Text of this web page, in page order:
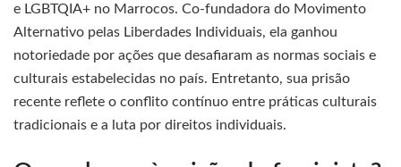
e LGBTQIA+ no Marrocos. Co-fundadora do Movimento
Alternativo pelas Liberdades Individuais, ela ganhou
notoriedade por ações que desafiaram as normas sociais e
culturais estabelecidas no país. Entretanto, sua prisão
recente reflete o conflito contínuo entre práticas culturais
tradicionais e a luta por direitos individuais.